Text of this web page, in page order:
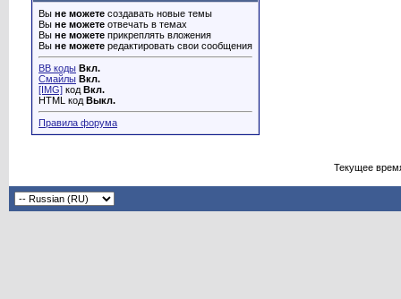
Вы не можете создавать новые темы
Вы не можете отвечать в темах
Вы не можете прикреплять вложения
Вы не можете редактировать свои сообщения
BB коды Вкл.
Смайлы Вкл.
[IMG] код Вкл.
HTML код Выкл.
Правила форума
Текущее